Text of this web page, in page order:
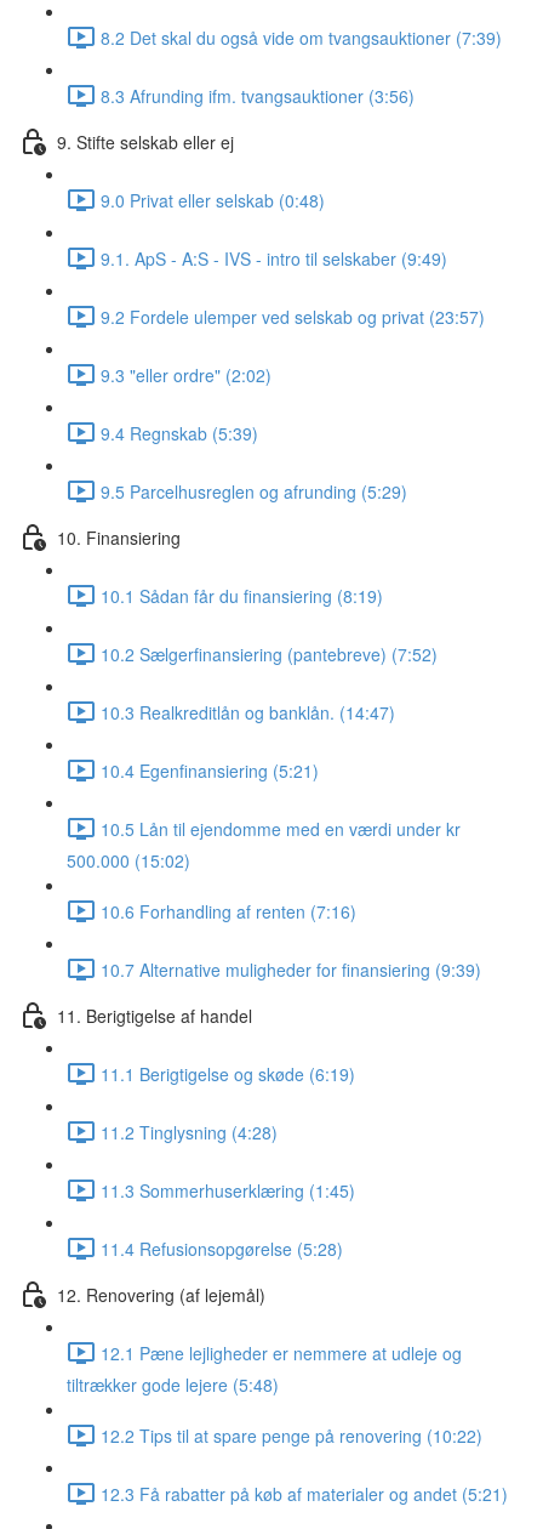
8.2 Det skal du også vide om tvangsauktioner (7:39)
8.3 Afrunding ifm. tvangsauktioner (3:56)
9. Stifte selskab eller ej
9.0 Privat eller selskab (0:48)
9.1. ApS - A:S - IVS - intro til selskaber (9:49)
9.2 Fordele ulemper ved selskab og privat (23:57)
9.3 "eller ordre" (2:02)
9.4 Regnskab (5:39)
9.5 Parcelhusreglen og afrunding (5:29)
10. Finansiering
10.1 Sådan får du finansiering (8:19)
10.2 Sælgerfinansiering (pantebreve) (7:52)
10.3 Realkreditlån og banklån. (14:47)
10.4 Egenfinansiering (5:21)
10.5 Lån til ejendomme med en værdi under kr
500.000 (15:02)
10.6 Forhandling af renten (7:16)
10.7 Alternative muligheder for finansiering (9:39)
11. Berigtigelse af handel
11.1 Berigtigelse og skøde (6:19)
11.2 Tinglysning (4:28)
11.3 Sommerhuserklæring (1:45)
11.4 Refusionsopgørelse (5:28)
12. Renovering (af lejemål)
12.1 Pæne lejligheder er nemmere at udleje og
tiltrækker gode lejere (5:48)
12.2 Tips til at spare penge på renovering (10:22)
12.3 Få rabatter på køb af materialer og andet (5:21)